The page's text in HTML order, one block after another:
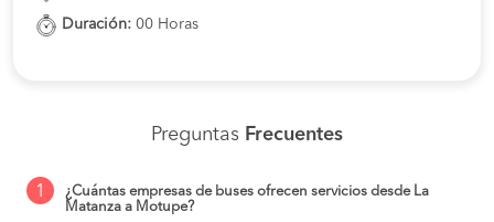
Duración: 00 Horas
Preguntas Frecuentes
1
¿Cuántas empresas de buses ofrecen servicios desde La
Matanza a Motupe?